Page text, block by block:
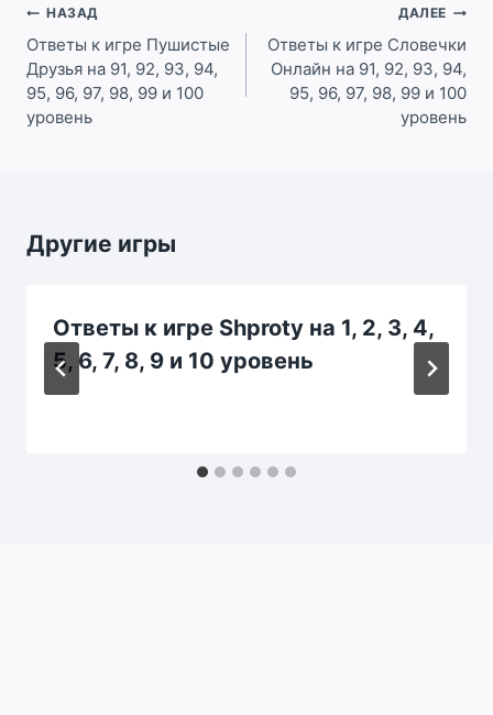
Навигация
по
записям
НАЗАД
Ответы к игре Пушистые
Друзья на 91, 92, 93, 94,
95, 96, 97, 98, 99 и 100
уровень
ДАЛЕЕ
Ответы к игре Словечки
Онлайн на 91, 92, 93, 94,
95, 96, 97, 98, 99 и 100
уровень
Другие игры
Ответы к игре Shproty на 1, 2, 3, 4,
5, 6, 7, 8, 9 и 10 уровень